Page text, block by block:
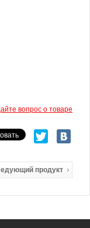
вопрос о товаре
продукт